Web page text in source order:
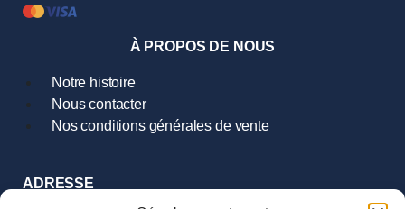
À PROPOS DE NOUS
Notre histoire
Nous contacter
Nos conditions générales de vente
ADRESSE